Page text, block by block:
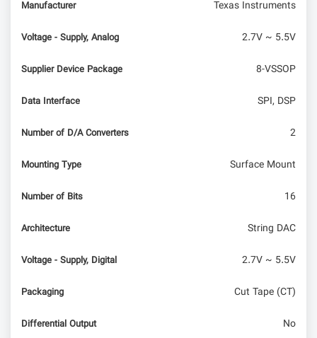
Manufacturer Texas Instruments
Voltage - Supply, Analog 2.7V ~ 5.5V
Supplier Device Package 8-VSSOP
Data Interface SPI, DSP
Number of D/A Converters 2
Mounting Type Surface Mount
Number of Bits 16
Architecture String DAC
Voltage - Supply, Digital 2.7V ~ 5.5V
Packaging Cut Tape (CT)
Differential Output No